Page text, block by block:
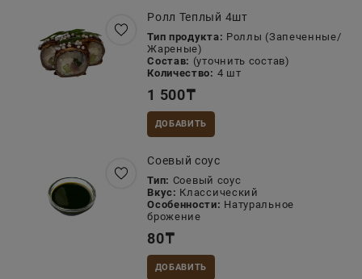
Ролл Теплый 4шт
Тип продукта: Роллы (Запеченные/
Жареные)
Состав: (уточнить состав)
Количество: 4 шт
1 500₸
ДОБАВИТЬ
Соевый соус
Тип: Соевый соус
Вкус: Классический
Особенности: Натуральное
брожение
80₸
ДОБАВИТЬ